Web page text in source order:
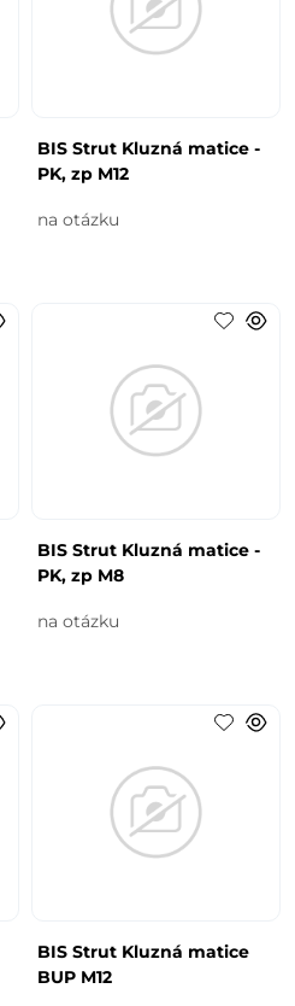
BIS Strut Kluzná matice -
PK, zp M12
na otázku
BIS Strut Kluzná matice -
PK, zp M8
na otázku
BIS Strut Kluzná matice
BUP M12